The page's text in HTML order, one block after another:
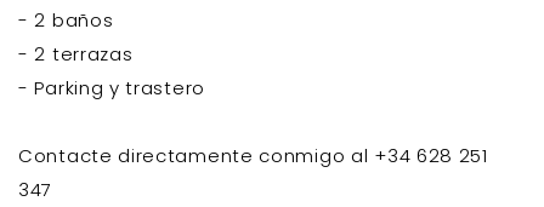
- 2 baños
- 2 terrazas
- Parking y trastero
Contacte directamente conmigo al +34 628 251
347